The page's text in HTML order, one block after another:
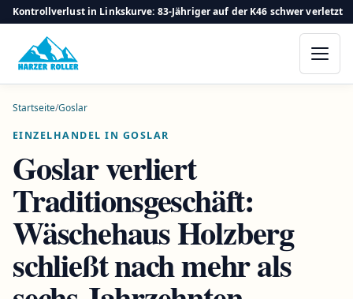
Kontrollverlust in Linkskurve: 83-Jähriger auf der K46 schwer verletzt
Startseite/Goslar
EINZELHANDEL IN GOSLAR
Goslar verliert
Traditionsgeschäft:
Wäschehaus Holzberg
schließt nach mehr als